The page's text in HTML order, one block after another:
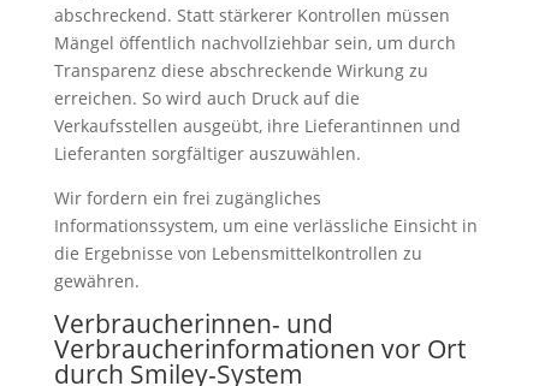
abschreckend. Statt stärkerer Kontrollen müssen
Mängel öffentlich nachvollziehbar sein, um durch
Transparenz diese abschreckende Wirkung zu
erreichen. So wird auch Druck auf die
Verkaufsstellen ausgeübt, ihre Lieferantinnen und
Lieferanten sorgfältiger auszuwählen.
Wir fordern ein frei zugängliches
Informationssystem, um eine verlässliche Einsicht in
die Ergebnisse von Lebensmittelkontrollen zu
gewähren.
Verbraucherinnen- und
Verbraucherinformationen vor Ort
durch Smiley-System